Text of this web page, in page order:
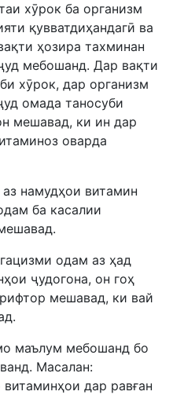
хӯрок ба организм
қувватдиҳандагӣ ва
ҳозира тахминан
мебошанд. Дар вақти
хӯрок, дар организм
омада таносуби
мешавад, ки ин дар
оварда
намудҳои витамин
ба касалии
одам аз ҳад
ҷудогона, он гоҳ
мешавад, ки вай
маълум мебошанд бо
Масалан:
дар равған